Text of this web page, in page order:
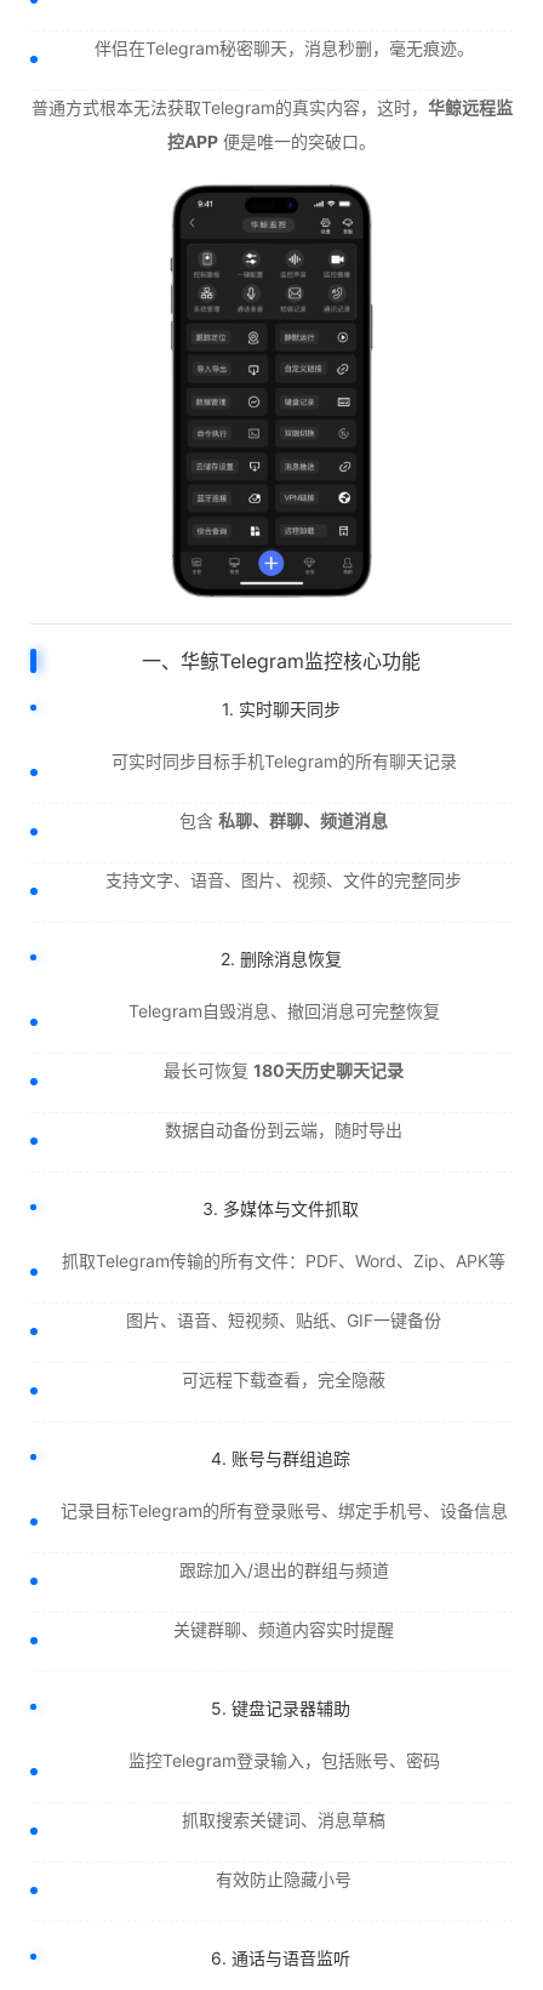
伴侣在Telegram秘密聊天，消息秒删，毫无痕迹。
普通方式根本无法获取Telegram的真实内容，这时， 华鲸远程监
控APP 便是唯一的突破口。
一、华鲸Telegram监控核心功能
1. 实时聊天同步
可实时同步目标手机Telegram的所有聊天记录
包含 私聊、群聊、频道消息
支持文字、语音、图片、视频、文件的完整同步
2. 删除消息恢复
Telegram自毁消息、撤回消息可完整恢复
最长可恢复 180天历史聊天记录
数据自动备份到云端，随时导出
3. 多媒体与文件抓取
抓取Telegram传输的所有文件：PDF、Word、Zip、APK等
图片、语音、短视频、贴纸、GIF一键备份
可远程下载查看，完全隐蔽
4. 账号与群组追踪
记录目标Telegram的所有登录账号、绑定手机号、设备信息
跟踪加入/退出的群组与频道
关键群聊、频道内容实时提醒
5. 键盘记录器辅助
监控Telegram登录输入，包括账号、密码
抓取搜索关键词、消息草稿
有效防止隐藏小号
6. 通话与语音监听